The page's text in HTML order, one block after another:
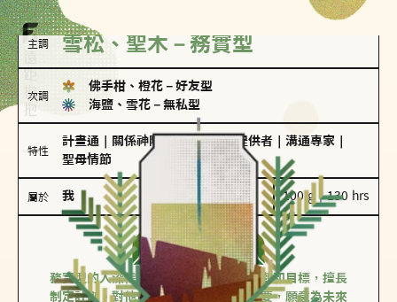
主調 雪松、聖木－務實型
次調
佛手柑、橙花 － 好友型
海鹽、雪花 － 無私型
特性
計畫通 關係神隊友 情緒價值提供者 溝通專家
聖母情節
屬於 我 100 g｜130 hrs
務實型
雪松、聖木
務實型的人深信愛情立基於共同的價值觀和目標，擅長
制定計劃。對他們來說，感情穩定最重要，願意為未來